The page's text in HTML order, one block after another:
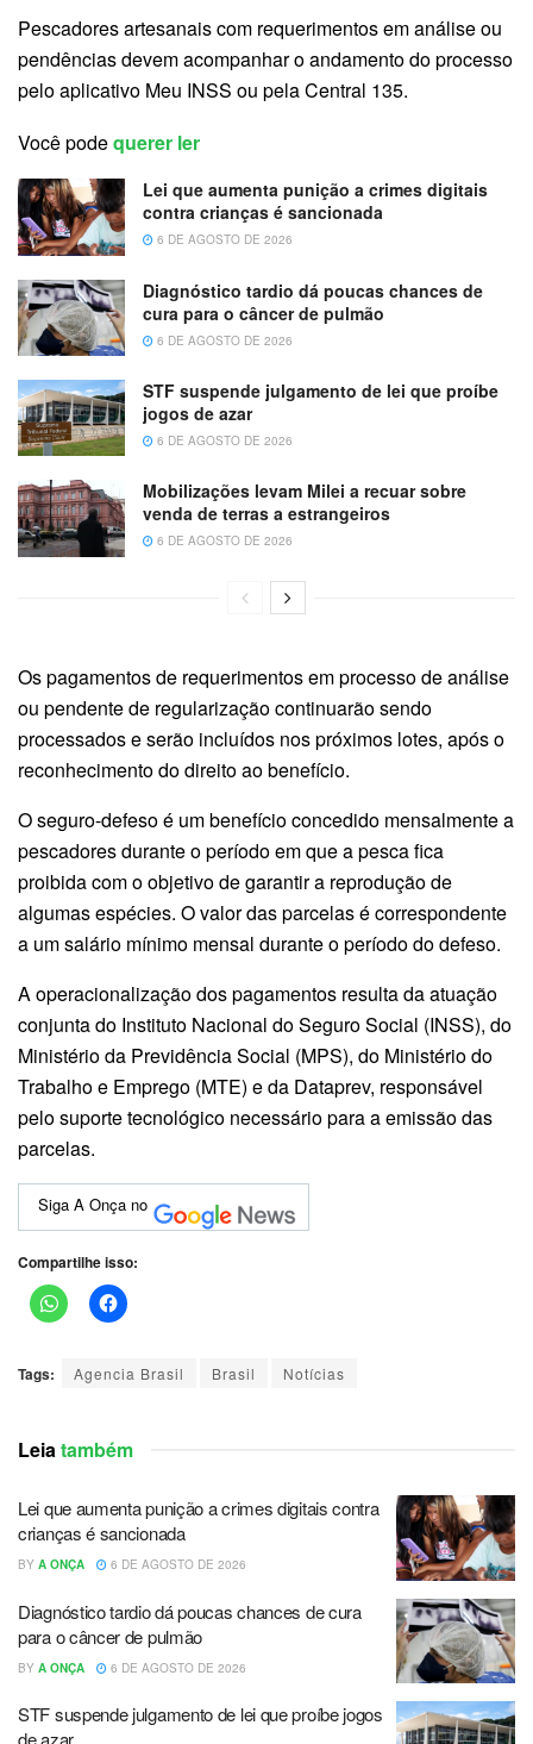
Pescadores artesanais com requerimentos em análise ou
pendências devem acompanhar o andamento do processo
pelo aplicativo Meu INSS ou pela Central 135.
Você podequerer ler
Lei que aumenta punição a crimes digitais
contra crianças é sancionada
6 DE AGOSTO DE 2026
Diagnóstico tardio dá poucas chances de
cura para o câncer de pulmão
6 DE AGOSTO DE 2026
STF suspende julgamento de lei que proíbe
jogos de azar
6 DE AGOSTO DE 2026
Mobilizações levam Milei a recuar sobre
venda de terras a estrangeiros
6 DE AGOSTO DE 2026
Os pagamentos de requerimentos em processo de análise
ou pendente de regularização continuarão sendo
processados e serão incluídos nos próximos lotes, após o
reconhecimento do direito ao benefício.
O seguro-defeso é um benefício concedido mensalmente a
pescadores durante o período em que a pesca fica
proibida com o objetivo de garantir a reprodução de
algumas espécies. O valor das parcelas é correspondente
a um salário mínimo mensal durante o período do defeso.
A operacionalização dos pagamentos resulta da atuação
conjunta do Instituto Nacional do Seguro Social (INSS), do
Ministério da Previdência Social (MPS), do Ministério do
Trabalho e Emprego (MTE) e da Dataprev, responsável
pelo suporte tecnológico necessário para a emissão das
parcelas.
Siga A Onça no
Compartilhe isso:
Tags: Agencia Brasil Brasil Notícias
Leiatambém
Lei que aumenta punição a crimes digitais contra
crianças é sancionada
BY A ONÇA 6 DE AGOSTO DE 2026
Diagnóstico tardio dá poucas chances de cura
para o câncer de pulmão
BY A ONÇA 6 DE AGOSTO DE 2026
STF suspende julgamento de lei que proíbe jogos
de azar